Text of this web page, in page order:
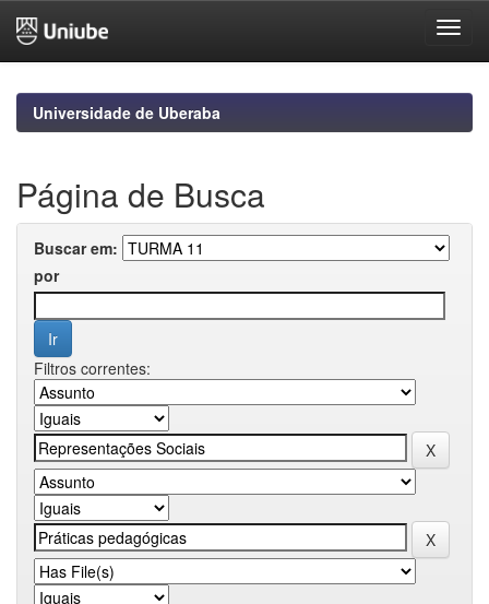
navigationUniversidade de Uberaba
Página de Busca
Buscar em:
por
Filtros correntes: